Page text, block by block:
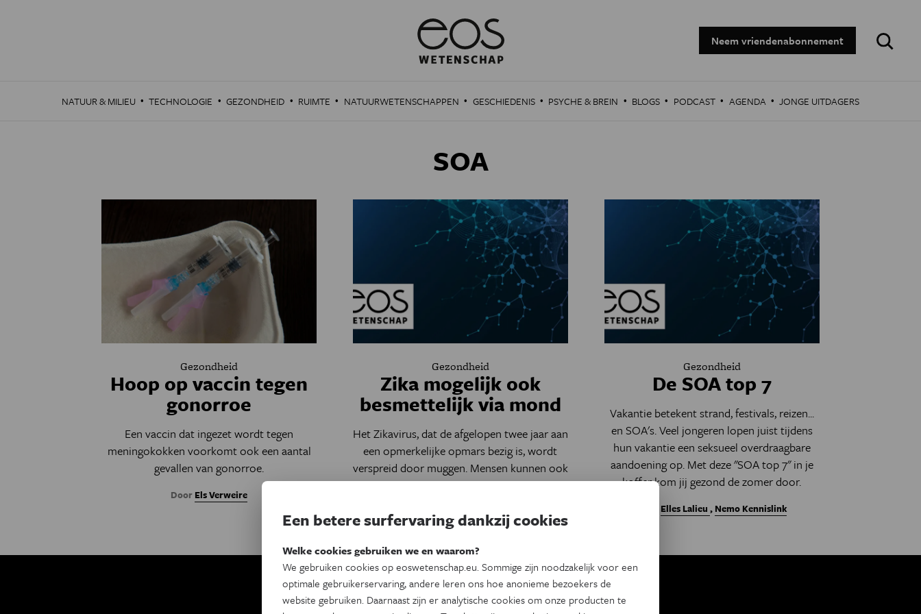
Neem vriendenabonnement
Zoeken:
NATUUR & MILIEU · TECHNOLOGIE · GEZONDHEID · RUIMTE · NATUURWETENSCHAPPEN · GESCHIEDENIS · PSYCHE & BREIN · BLOGS · PODCAST · AGENDA · JONGE UITDAGERS
SOA
Gezondheid
Hoop op vaccin tegen
gonorroe
Een vaccin dat ingezet wordt tegen
meningokokken voorkomt ook een aantal
gevallen van gonorroe.
Door Els Verweire
Gezondheid
Zika mogelijk ook
besmettelijk via mond
Het Zikavirus, dat de afgelopen twee jaar aan
een opmerkelijke opmars bezig is, wordt
verspreid door muggen. Mensen kunnen ook
elkaar besmetten, via seksueel contact.
Gezondheid
De SOA top 7
Vakantie betekent strand, festivals, reizen...
en SOA's. Veel jongeren lopen juist tijdens
hun vakantie een seksueel overdraagbare
aandoening op. Met deze "SOA top 7" in je
koffer kom jij gezond de zomer door.
Elles Lalieu, Nemo Kennislink
Kies je nieuwsbrief
Een betere surfervaring dankzij cookies
Welke cookies gebruiken we en waarom?
We gebruiken cookies op eoswetenschap.eu. Sommige zijn noodzakelijk voor een
optimale gebruikerservaring, andere leren ons hoe anonieme bezoekers de
website gebruiken. Daarnaast zijn er analytische cookies om onze producten te